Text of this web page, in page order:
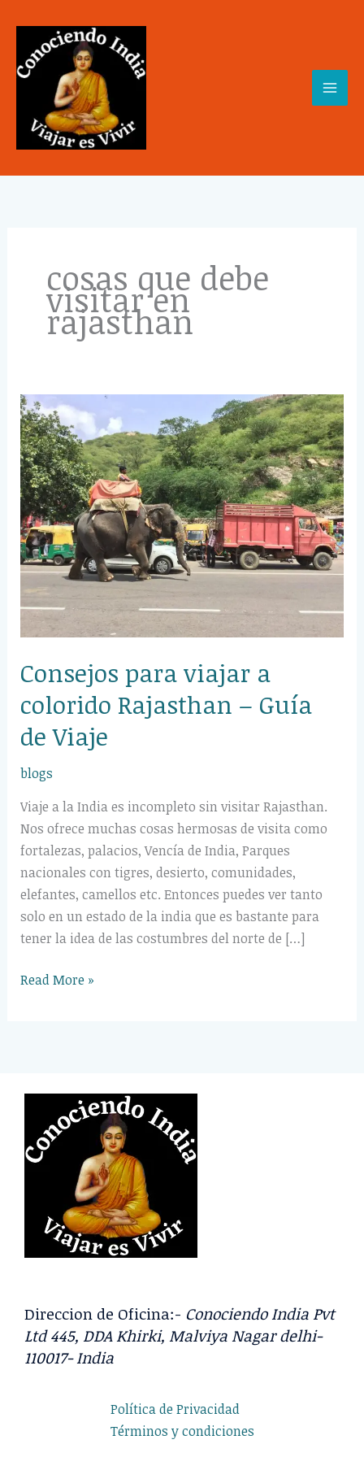
content
cosas que debe
visitar en
rajasthan
Consejos para viajar a
colorido Rajasthan – Guía
de Viaje
blogs
Viaje a la India es incompleto sin visitar Rajasthan.
Nos ofrece muchas cosas hermosas de visita como
fortalezas, palacios, Vencía de India, Parques
nacionales con tigres, desierto, comunidades,
elefantes, camellos etc. Entonces puedes ver tanto
solo en un estado de la india que es bastante para
tener la idea de las costumbres del norte de […]
Consejos
para
viajar
a
colorido
Rajasthan
–
Guía
Read More »
Direccion de Oficina:- Conociendo India Pvt
Ltd 445, DDA Khirki, Malviya Nagar delhi-
110017- India
Política de Privacidad
Términos y condiciones